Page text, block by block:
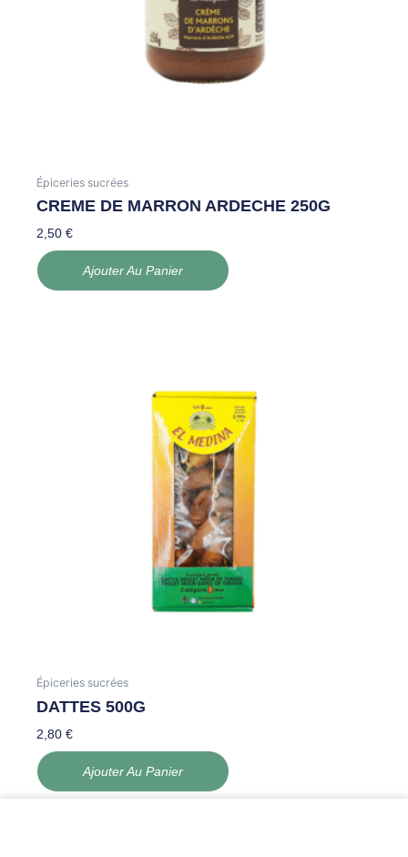
Épiceries sucrées
CREME DE MARRON ARDECHE 250G
2,50€
Ajouter Au Panier
Épiceries sucrées
DATTES 500G
2,80€
Ajouter Au Panier